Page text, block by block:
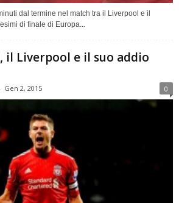
dal termine nel match tra il Liverpool e il
di finale di Europa...
il Liverpool e il suo addio
Gen 2, 2015 0